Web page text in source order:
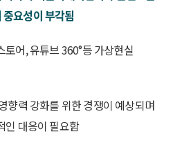
요성이 부각됨
어, 유튜브 360°등 가상현실
향력 강화를 위한 경쟁이 예상되며
인 대응이 필요함